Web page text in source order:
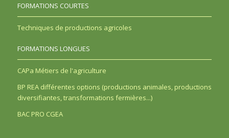
FORMATIONS COURTES
Techniques de productions agricoles
FORMATIONS LONGUES
CAPa Métiers de l'agriculture
BP REA différentes options (productions animales, productions
diversifiantes, transformations fermières...)
BAC PRO CGEA